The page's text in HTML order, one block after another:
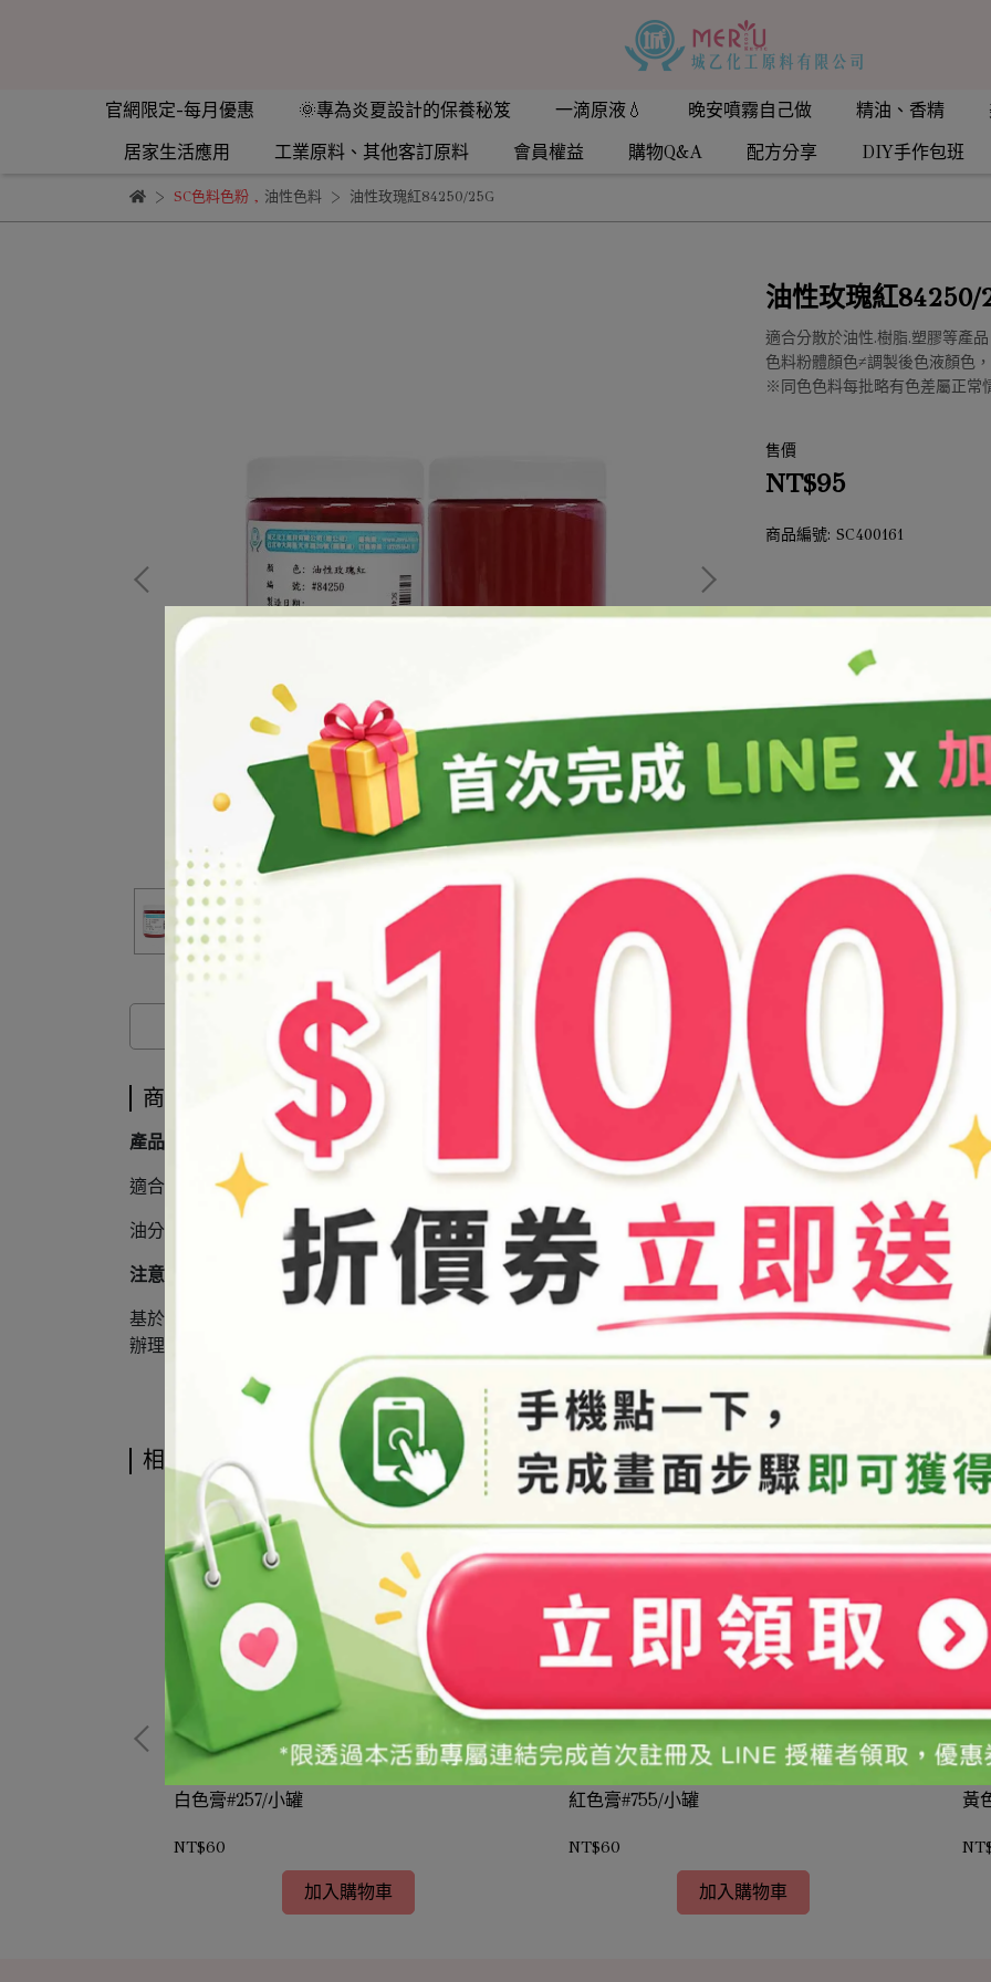
官網限定-每月優惠 🌞專為炎夏設計的保養秘笈 一滴原液💧 晚安噴霧自己做 精油、香精
居家生活應用
工業原料、其他客訂原料 會員權益 購物Q&A 配方分享 DIY手作包班
SC色料色粉, 油性色料 油性玫瑰紅84250/25G
油性玫瑰紅84250/
適合分散於油性.樹脂.塑膠等產品
色料粉體顏色≠調製後色液顏色
※同色色料每批略有色差屬正常
售價
NT$95
商品編號: SC400161
加入購物車
加入最愛
商品介紹
商品介紹
產品說明
適合分散於油性、樹脂、塑膠等產品。
油分散顏料，適合分散於臘脂類、油性溶劑、油性樹脂、各類塑膠等產品。
注意事項
基於保障消費者個人衛生，此商品經拆封或使用後恕不接受退換貨，謝謝您。
辦理商品退換貨時，如有贈品或配件，麻煩請一併寄回，否則視同缺件無法受理。
相關商品
白色膏#257/小罐
NT$60
加入購物車
紅色膏#755/小罐
NT$60
加入購物車
黃